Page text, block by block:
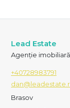
Lead Estate
Agenție
+40728983791
Brasov